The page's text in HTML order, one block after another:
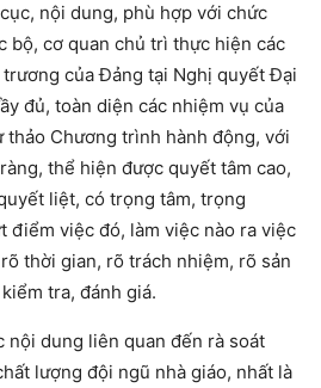
nội dung, phù hợp với chức
bộ, cơ quan chủ trì thực hiện các
của Đảng tại Nghị quyết Đại
đủ, toàn diện các nhiệm vụ của
thảo Chương trình hành động, với
thể hiện được quyết tâm cao,
liệt, có trọng tâm, trọng
điểm việc đó, làm việc nào ra việc
thời gian, rõ trách nhiệm, rõ sản
tra, đánh giá.
nội dung liên quan đến rà soát
lượng đội ngũ nhà giáo, nhất là